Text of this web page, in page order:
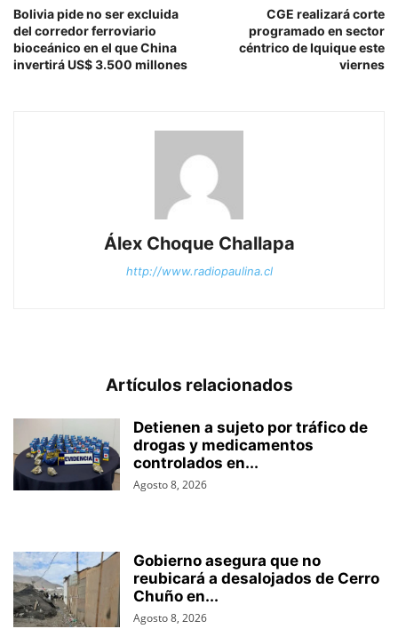
Bolivia pide no ser excluida
del corredor ferroviario
bioceánico en el que China
invertirá US$ 3.500 millones
CGE realizará corte
programado en sector
céntrico de Iquique este
viernes
Álex Choque Challapa
http://www.radiopaulina.cl
Artículos relacionados
Detienen a sujeto por tráfico de
drogas y medicamentos
controlados en...
Agosto 8, 2026
Gobierno asegura que no
reubicará a desalojados de Cerro
Chuño en...
Agosto 8, 2026